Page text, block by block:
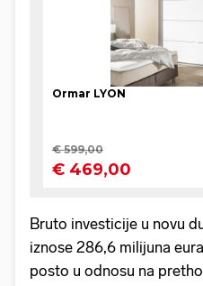
Bruto investicije u novu
iznose 286,6 milijuna
posto u odnosu na